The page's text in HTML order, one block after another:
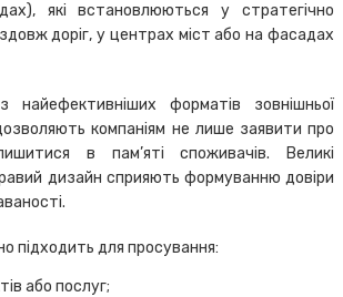
які встановлюються у стратегічно
доріг, у центрах міст або на фасадах
форматів зовнішньої
компаніям не лише заявити про
в пам’яті споживачів. Великі
дизайн сприяють формуванню довіри
підходить для просування:
або послуг;